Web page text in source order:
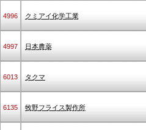
4996 クミアイ化学工業
4997 日本農薬
6013 タクマ
6135 牧野フライス製作所